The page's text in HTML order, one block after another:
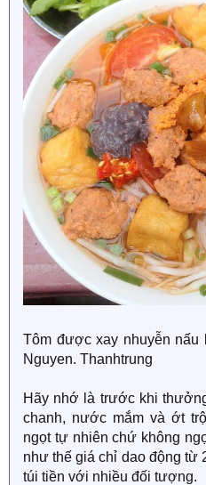
Tôm được xay nhuyễn
Nguyen. Thanhtrung
Hãy nhớ là trước khi
chanh, nước mắm và ớt
ngọt tự nhiên chứ không
như thế giá chỉ dao động từ
túi tiền với nhiều đối tượng.